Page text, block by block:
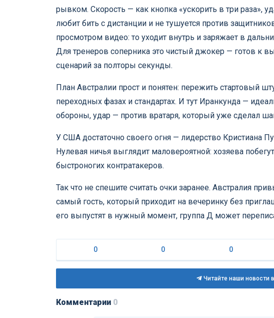
рывком. Скорость — как кнопка «ускорить в три раза»,
любит бить с дистанции и не тушуется против
просмотром видео: то уходит внутрь и заряжает в
Для тренеров соперника это чистый джокер — готов к
сценарий за полторы секунды.
План Австралии прост и понятен: пережить стартовый
переходных фазах и стандартах. И тут Иранкунда —
обороны, удар — против вратаря, который уже сделал
У США достаточно своего огня — лидерство Кристиана
Нулевая ничья выглядит маловероятной: хозяева
быстроногих контратакеров.
Так что не спешите считать очки заранее. Австралия
самый гость, который приходит на вечеринку без
его выпустят в нужный момент, группа Д может
0 0 0
Читайте наши новости
Комментарии 0